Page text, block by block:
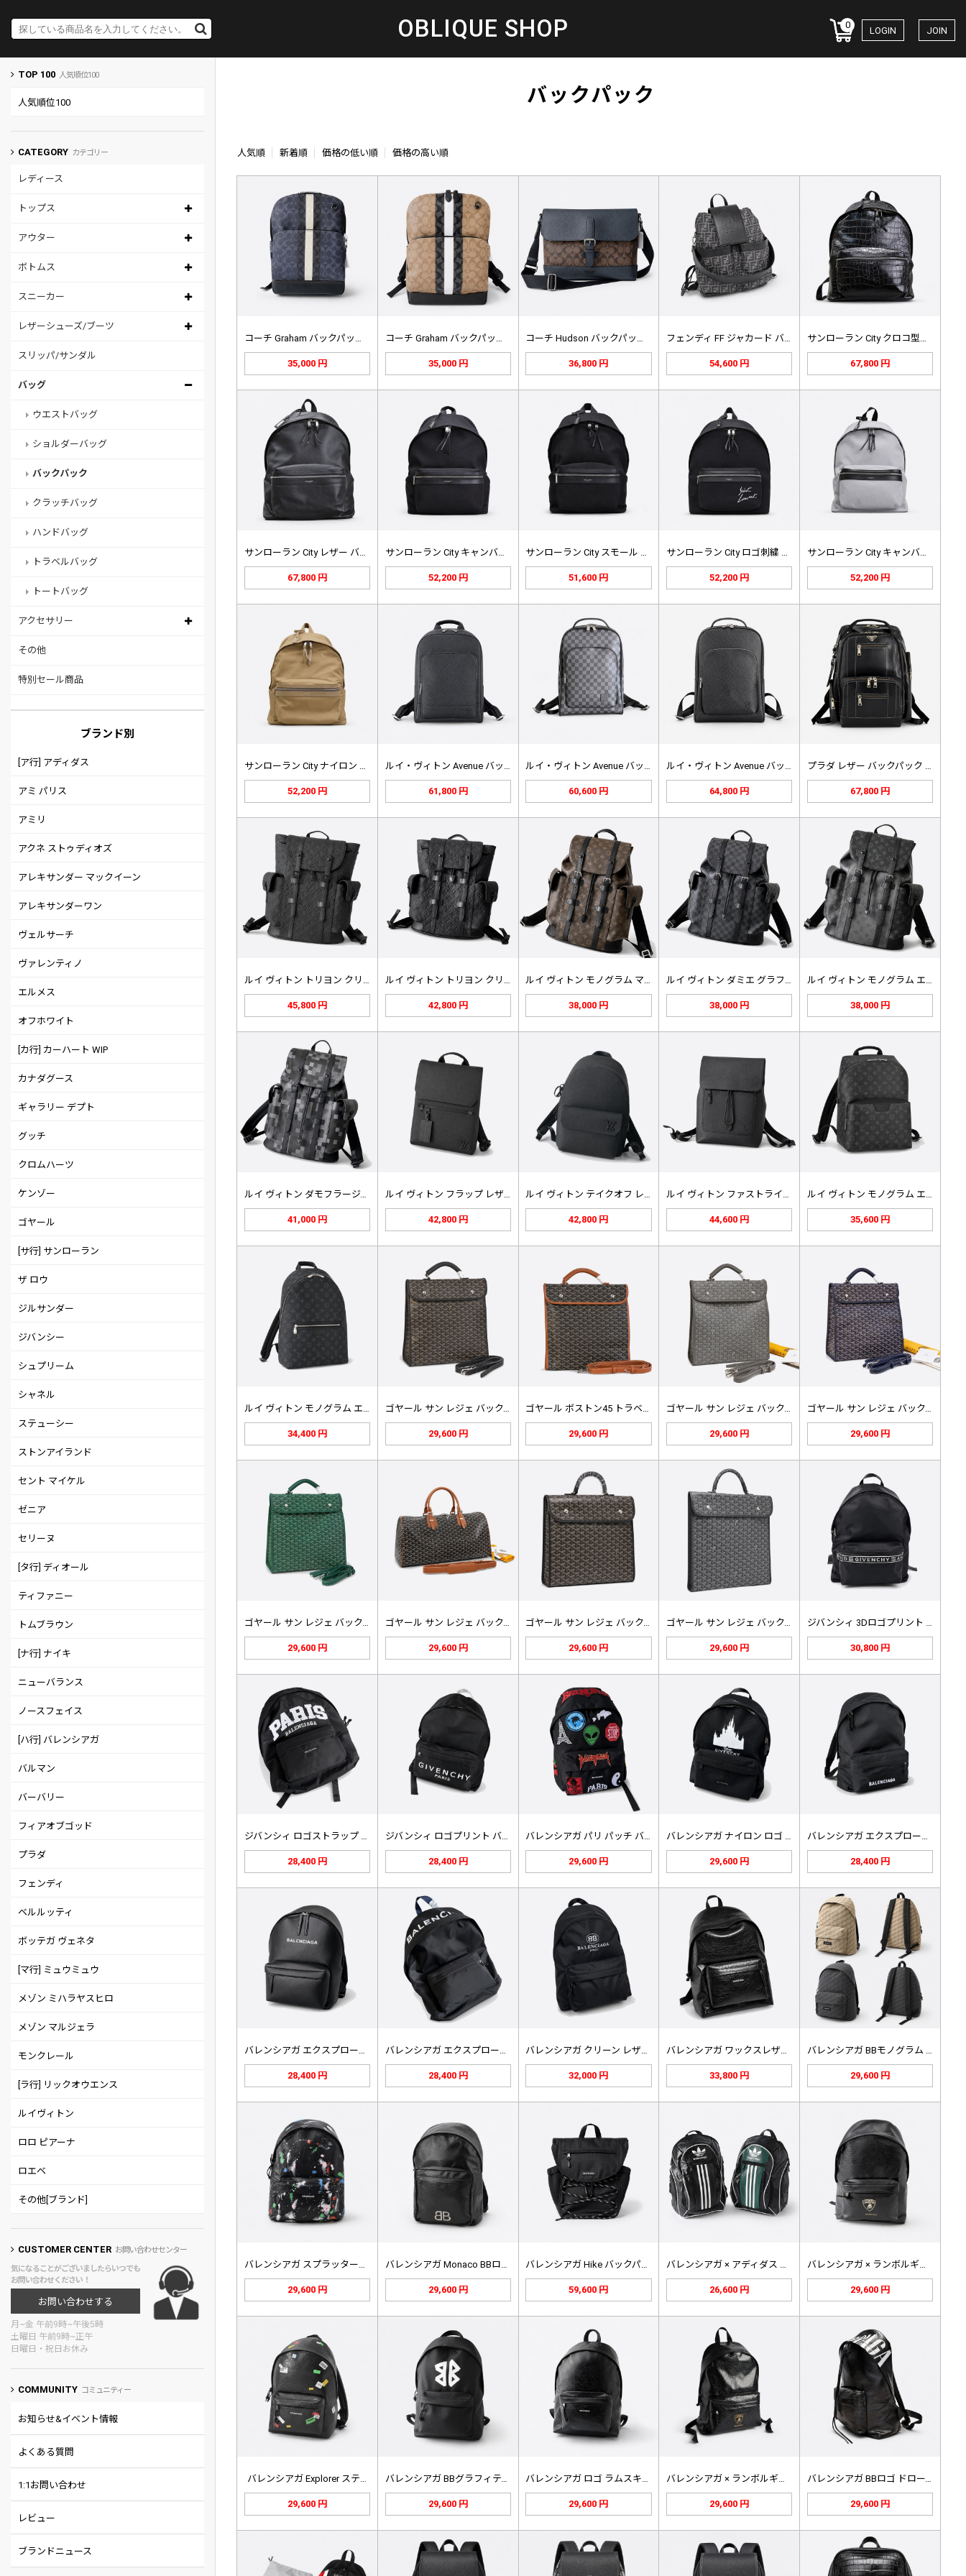
OBLIQUE SHOP 0
LOGIN JOIN
TOP 100 人気順位100
人気順位100
CATEGORY カテゴリー
レディース
トップス
アウター
ボトムス
スニーカー
レザーシューズ/ブーツ
スリッパ/サンダル
バッグ
ウエストバッグ
ショルダーバッグ
バックパック
クラッチバッグ
ハンドバッグ
トラベルバッグ
トートバッグ
アクセサリー
その他
特別セール商品
ブランド別
[ア行] アディダス
アミ パリス
アミリ
アクネ ストゥディオズ
アレキサンダー マックイーン
アレキサンダーワン
ヴェルサーチ
ヴァレンティノ
エルメス
オフホワイト
[カ行] カーハート WIP
カナダグース
ギャラリー デプト
グッチ
クロムハーツ
ケンゾー
ゴヤール
[サ行] サンローラン
ザ ロウ
ジルサンダー
ジバンシー
シュプリーム
シャネル
ステューシー
ストンアイランド
セント マイケル
ゼニア
セリーヌ
[タ行] ディオール
ティファニー
トムブラウン
[ナ行] ナイキ
ニューバランス
ノースフェイス
[ハ行] バレンシアガ
バルマン
バーバリー
フィアオブゴッド
プラダ
フェンディ
ベルルッティ
ボッテガ ヴェネタ
[マ行] ミュウミュウ
メゾン ミハラヤスヒロ
メゾン マルジェラ
モンクレール
[ラ行] リックオウエンス
ルイヴィトン
ロロ ピアーナ
ロエベ
その他[ブランド]
CUSTOMER CENTER お問い合わせセンター
気になることがございましたらいつでも
お問い合わせください！
お問い合わせする
月~金 午前9時~午後5時
土曜日 午前9時~正午
日曜日・祝日お休み
COMMUNITY コミュニティー
お知らせ&イベント情報
よくある質問
1:1お問い合わせ
レビュー
ブランドニュース
バックパック
人気順 新着順 価格の低い順 価格の高い順
35,000 円 35,000 円 36,800 円 54,600 円 67,800 円
サンローラン City レザー バッ…
67,800 円
サンローラン City キャンバス …
52,200 円 51,600 円 52,200 円
サンローラン City キャンバス …
52,200 円
サンローラン City ナイロン レ…
52,200 円
ルイ・ヴィトン Avenue バック…
61,800 円
ルイ・ヴィトン Avenue バック…
60,600 円
ルイ・ヴィトン Avenue バック…
64,800 円
プラダ レザー バックパック ブラッ…
67,800 円
ルイ ヴィトン トリヨン クリストフ…
45,800 円
ルイ ヴィトン トリヨン クリストフ…
42,800 円
ルイ ヴィトン モノグラム マカサー…
38,000 円
ルイ ヴィトン ダミエ グラフィット…
38,000 円
ルイ ヴィトン モノグラム エクリプ…
38,000 円
ルイ ヴィトン ダモフラージュ クリ…
41,000 円
ルイ ヴィトン フラップ レザー バ…
42,800 円 42,800 円 44,600 円 35,600 円
34,400 円
ゴヤール サン レジェ バックパック…
29,600 円 29,600 円 29,600 円
ゴヤール サン レジェ バックパック…
29,600 円
ゴヤール サン レジェ バックパック…
29,600 円
ゴヤール サン レジェ バックパック…
29,600 円 29,600 円 29,600 円 30,800 円
ジバンシィ ロゴストラップ バックパ…
28,400 円
ジバンシィ ロゴプリント バックパッ…
28,400 円
バレンシアガ パリ パッチ バックパ…
29,600 円
バレンシアガ ナイロン ロゴ バック…
29,600 円
バレンシアガ エクスプローラー フロ…
28,400 円
バレンシアガ エクスプローラー ロゴ…
28,400 円
バレンシアガ エクスプローラー 刺繍…
28,400 円
バレンシアガ クリーン レザー バッ…
32,000 円
バレンシアガ ワックスレザー クリー…
33,800 円
バレンシアガ BBモノグラム バック…
29,600 円
29,600 円 29,600 円 59,600 円 26,600 円 29,600 円
バレンシアガ Explorer ステ…
29,600 円
バレンシアガ BBグラフィティ レザ…
29,600 円 29,600 円 29,600 円
バレンシアガ BBロゴ ドローストリ…
29,600 円